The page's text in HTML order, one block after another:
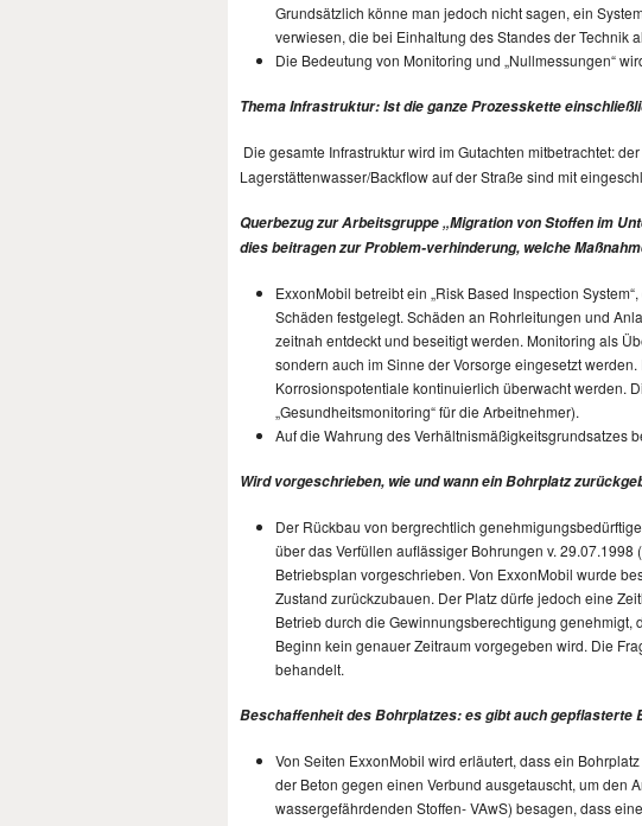
Grundsätzlich könne man jedoch nicht sagen, ein
verwiesen, die bei Einhaltung des Standes der Technik
Die Bedeutung von Monitoring und „Nullmessungen“
Thema Infrastruktur: Ist die ganze Prozesskette
Die gesamte Infrastruktur wird im Gutachten mitbetrachtet:
Lagerstättenwasser/Backflow auf der Straße sind mit
Querbezug zur Arbeitsgruppe „Migration von Stoffen im
dies beitragen zur Problem-verhinderung, welche
ExxonMobil betreibt ein „Risk Based Inspection
Schäden festgelegt. Schäden an Rohrleitungen und
zeitnah entdeckt und beseitigt werden. Monitoring als
sondern auch im Sinne der Vorsorge eingesetzt
Korrosionspotentiale kontinuierlich überwacht werden.
„Gesundheitsmonitoring“ für die Arbeitnehmer).
Auf die Wahrung des Verhältnismäßigkeitsgrundsatzes
Wird vorgeschrieben, wie und wann ein Bohrplatz
Der Rückbau von bergrechtlich
über das Verfüllen auflässiger Bohrungen v.
Betriebsplan vorgeschrieben. Von ExxonMobil wurde
Zustand zurückzubauen. Der Platz dürfe jedoch eine
Betrieb durch die Gewinnungsberechtigung
Beginn kein genauer Zeitraum vorgegeben wird. Die
behandelt.
Beschaffenheit des Bohrplatzes: es gibt auch gepflasterte
Von Seiten ExxonMobil wird erläutert, dass ein
der Beton gegen einen Verbund ausgetauscht, um den
wassergefährdenden Stoffen- VAwS) besagen, dass